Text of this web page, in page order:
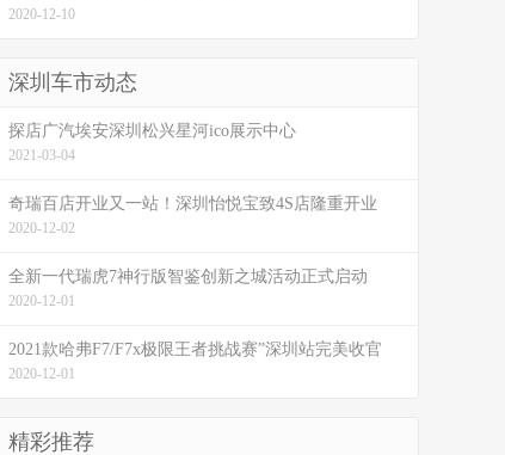
2020-12-10
深圳车市动态
探店广汽埃安深圳松兴星河ico展示中心
2021-03-04
奇瑞百店开业又一站！深圳怡悦宝致4S店隆重开业
2020-12-02
全新一代瑞虎7神行版智鉴创新之城活动正式启动
2020-12-01
2021款哈弗F7/F7x极限王者挑战赛”深圳站完美收官
2020-12-01
精彩推荐